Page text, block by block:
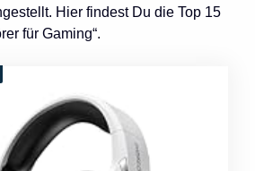
Hier findest Du die Top 15
für Gaming“.